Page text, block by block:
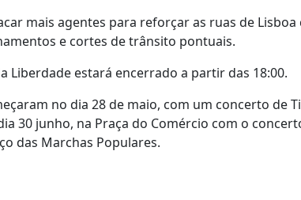
mais agentes para reforçar as ruas de
e cortes de trânsito pontuais.
Liberdade estará encerrado a partir das 18:00.
no dia 28 de maio, com um concerto de
30 junho, na Praça do Comércio com o
das Marchas Populares.